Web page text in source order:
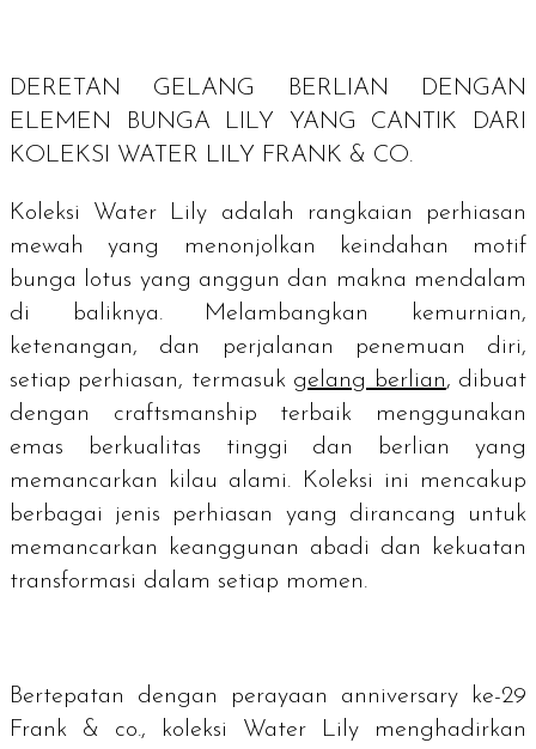
DERETAN GELANG BERLIAN DENGAN
ELEMEN BUNGA LILY YANG CANTIK DARI
KOLEKSI WATER LILY FRANK & CO.
Koleksi Water Lily adalah rangkaian perhiasan
mewah yang menonjolkan keindahan motif
bunga lotus yang anggun dan makna mendalam
di baliknya. Melambangkan kemurnian,
ketenangan, dan perjalanan penemuan diri,
setiap perhiasan, termasuk gelang berlian, dibuat
dengan craftsmanship terbaik menggunakan
emas berkualitas tinggi dan berlian yang
memancarkan kilau alami. Koleksi ini mencakup
berbagai jenis perhiasan yang dirancang untuk
memancarkan keanggunan abadi dan kekuatan
transformasi dalam setiap momen.
Bertepatan dengan perayaan anniversary
ke-29
Frank & co., koleksi Water Lily menghadirkan